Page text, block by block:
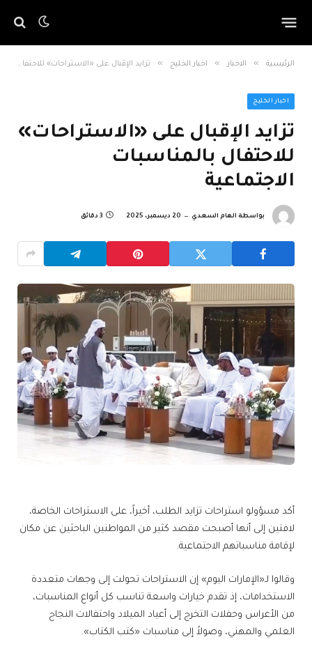
الرئيسية » الاخبار » اخبار الخليج » تزايد الإقبال على «الاستراحات» للاحتفال بالمناسبات الاجتماعية
اخبار الخليج
تزايد الإقبال على «الاستراحات»
للاحتفال بالمناسبات
الاجتماعية
بواسطة الهام السعدي 20 ديسمبر، 2025 3 دقائق
أكد مسؤولو استراحات تزايد الطلب، أخيراً، على الاستراحات الخاصة،
لافتين إلى أنها أصبحت مقصد كثير من المواطنين الباحثين عن مكان
لإقامة مناسباتهم الاجتماعية.
وقالوا لـ«الإمارات اليوم» إن الاستراحات تحولت إلى وجهات متعددة
الاستخدامات، إذ تقدم خيارات واسعة تناسب كل أنواع المناسبات،
من الأعراس وحفلات التخرج إلى أعياد الميلاد واحتفالات النجاح
العلمي والمهني، وصولاً إلى مناسبات «كتب الكتاب».